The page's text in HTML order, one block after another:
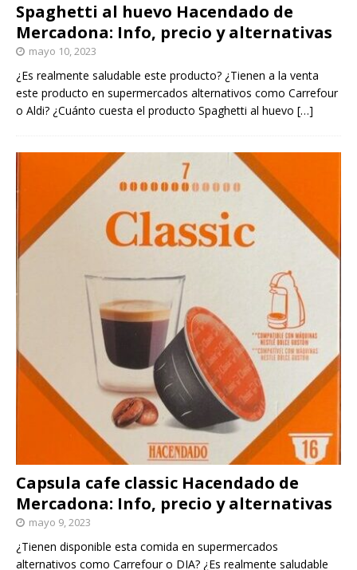
Spaghetti al huevo Hacendado de
Mercadona: Info, precio y alternativas
mayo 10, 2023
¿Es realmente saludable este producto? ¿Tienen a la venta
este producto en supermercados alternativos como Carrefour
o Aldi? ¿Cuánto cuesta el producto Spaghetti al huevo […]
Capsula cafe classic Hacendado de
Mercadona: Info, precio y alternativas
mayo 9, 2023
¿Tienen disponible esta comida en supermercados
alternativos como Carrefour o DIA? ¿Es realmente saludable